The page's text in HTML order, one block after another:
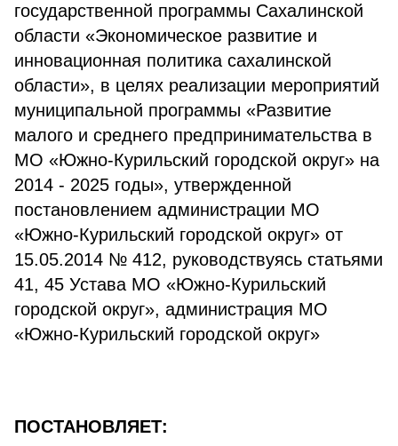
государственной программы Сахалинской
области «Экономическое развитие и
инновационная политика сахалинской
области», в целях реализации мероприятий
муниципальной программы «Развитие
малого и среднего предпринимательства в
МО «Южно-Курильский городской округ» на
2014 - 2025 годы», утвержденной
постановлением администрации МО
«Южно-Курильский городской округ» от
15.05.2014 № 412, руководствуясь статьями
41, 45 Устава МО «Южно-Курильский
городской округ», администрация МО
«Южно-Курильский городской округ»
ПОСТАНОВЛЯЕТ: